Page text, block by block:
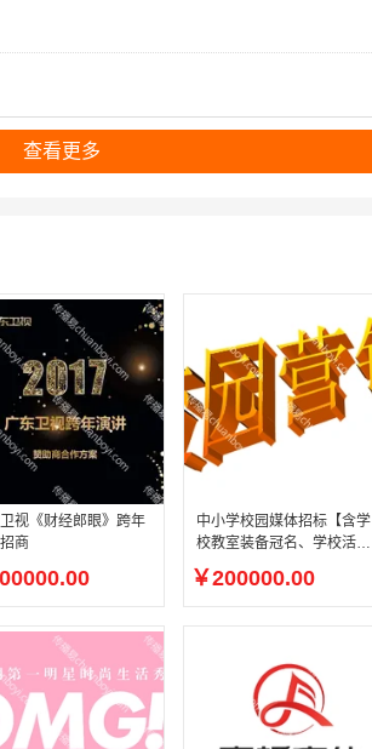
查看更多
视《财经郎眼》跨年
商
中小学校园媒体招标【含学
校教室装备冠名、学校活动
冠名承办权】
￥200000.00